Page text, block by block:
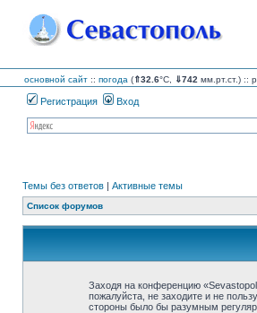
основной сайт :: погода (⇑32.6°C, ⇓742 мм.рт.ст.) ::
Регистрация Вход
Темы без ответов | Активные темы
Список форумов
Заходя на конференцию
пожалуйста, не заходите и не
стороны было бы разумным